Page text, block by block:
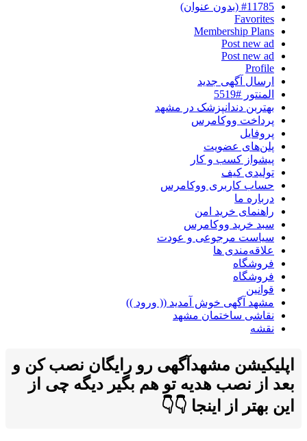
#11785 (بدون عنوان)
Favorites
Membership Plans
Post new ad
Post new ad
Profile
ارسال آگهی جدید
المنتور #5519
بهتربن دندانپزشک در مشهد
پرداخت ووکامرس
پروفایل
پلن‌های عضویت
پیشواز کسب و کار
تولیدی کیف
حساب کاربری ووکامرس
درباره ما
راهنمای خرید امن
سبد خرید ووکامرس
سیاست مرجوعی و عودت
علاقه‌مندی ها
فروشگاه
فروشگاه
قوانین
مشهد آگهی خوش آمدید (( ورود ))
نقاشی ساختمان مشهد
نقشه
اپلیکیشن مشهدآگهی رو رایگان نصب کن و
بعد از نصب هدیه تو هم بگیر دیگه چی از
این بهتر از اینجا 👇👇